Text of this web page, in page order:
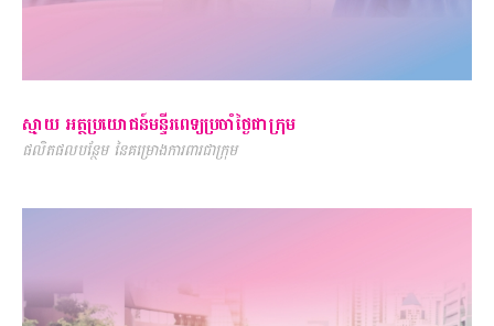
ស្មាយ​ អត្ថប្រយោជន៍មន្ទីរពេទ្យប្រចាំថ្ងៃជាក្រុម
ផលិតផលបន្ថែម នៃគម្រោងការពារជាក្រុម